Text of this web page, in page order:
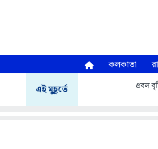
কলকাতা
এই মুহূর্তে প্রবল